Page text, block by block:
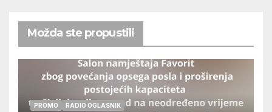
Možda ste propustili
PROMO RADIO OGLASNIK